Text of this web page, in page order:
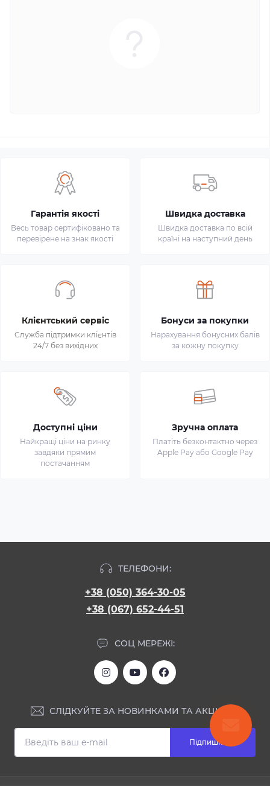
Гарантія якості
Весь товар сертифіковано та
перевірене на знак якості
Швидка доставка
Швидка доставка по всій
країні на наступний день
Клієнтський сервіс
Служба підтримки клієнтів
24/7 без вихідних
Бонуси за покупки
Нарахування бонусних балів
за кожну покупку
Доступні ціни
Найкращі ціни на ринку
завдяки прямим
постачанням
Зручна оплата
Платіть безконтактно через
Apple Pay або Google Pay
ТЕЛЕФОНИ:
+38 (050) 364-30-05
+38 (067) 652-44-51
СОЦ МЕРЕЖІ:
СЛІДКУЙТЕ ЗА НОВИНКАМИ ТА АКЦІЯМИ:
Підпишіться